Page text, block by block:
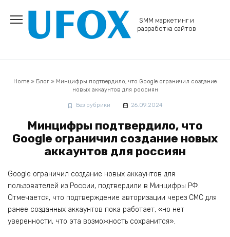
содержанию
SMM маркетинг и
разработка сайтов
Home » Блог » Минцифры подтвердило, что Google ограничил создание
новых аккаунтов для россиян
Без рубрики 26.09.2024
Минцифры подтвердило, что
Google ограничил создание новых
аккаунтов для россиян
Google ограничил создание новых аккаунтов для
пользователей из России, подтвердили в Минцифры РФ.
Отмечается, что подтверждение авторизации через СМС для
ранее созданных аккаунтов пока работает, «но нет
уверенности, что эта возможность сохранится».